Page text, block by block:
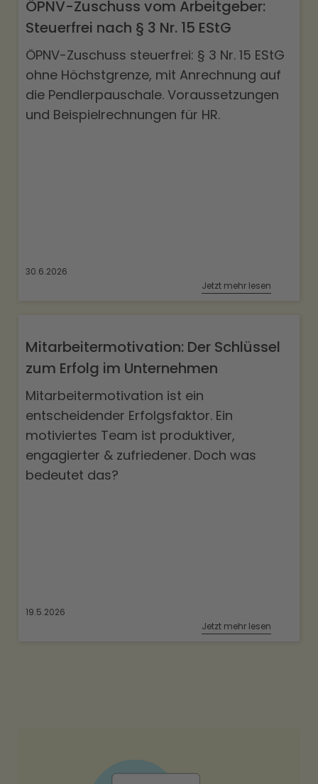
ÖPNV-Zuschuss vom Arbeitgeber:
Steuerfrei nach § 3 Nr. 15 EStG
ÖPNV-Zuschuss steuerfrei: § 3 Nr. 15 EStG
ohne Höchstgrenze, mit Anrechnung auf
die Pendlerpauschale. Voraussetzungen
und Beispielrechnungen für HR.
30.6.2026
Jetzt mehr lesen
Mitarbeitermotivation: Der Schlüssel
zum Erfolg im Unternehmen
Mitarbeitermotivation ist ein
entscheidender Erfolgsfaktor. Ein
motiviertes Team ist produktiver,
engagierter & zufriedener. Doch was
bedeutet das?
19.5.2026
Jetzt mehr lesen